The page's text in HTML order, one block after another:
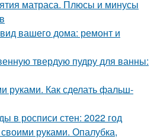
матраса. Плюсы и минусы
вашего дома: ремонт и
твердую пудру для ванны:
руками. Как сделать фальш-
в росписи стен: 2022 год
руками. Опалубка,